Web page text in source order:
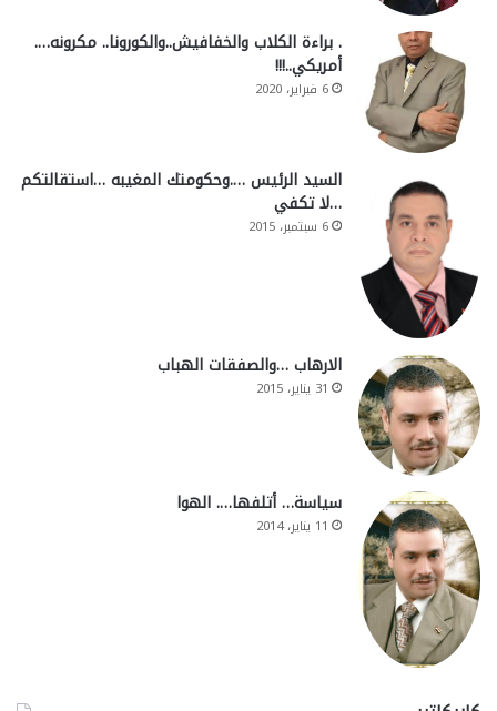
. براءة الكلاب والخفافيش..والكورونا.. مكرونه….
أمريكي..!!!
6 فبراير، 2020
السيد الرئيس ….وحكومتك المغيبه …استقالتكم
…لا تكفي
6 سبتمبر، 2015
الارهاب …والصفقات الهباب
31 يناير، 2015
سياسة… أتلفها…. الهوا
11 يناير، 2014